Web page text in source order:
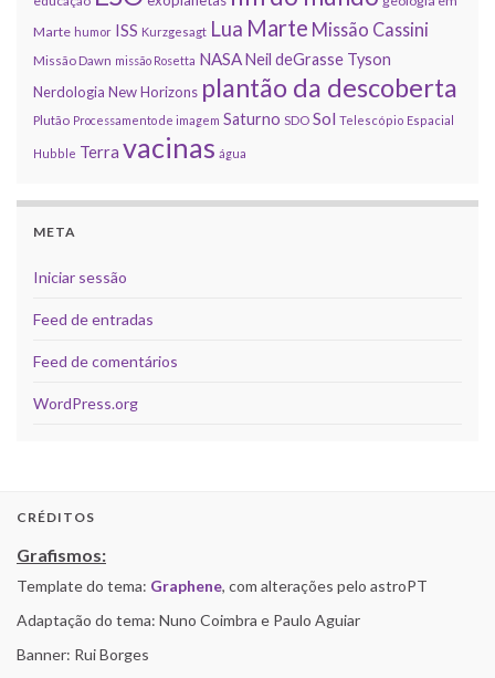
Marte humor ISS Kurzgesagt Lua Marte Missão Cassini
Missão Dawn missão Rosetta NASANeil deGrasse Tyson
Nerdologia New Horizons plantão da descoberta
Plutão Processamento de imagem Saturno SDO Sol Telescópio Espacial
Hubble Terra vacinas água
META
Iniciar sessão
Feed de entradas
Feed de comentários
WordPress.org
CRÉDITOS
Grafismos:
Template do tema: Graphene, com alterações pelo astroPT
Adaptação do tema: Nuno Coimbra e Paulo Aguiar
Banner: Rui Borges